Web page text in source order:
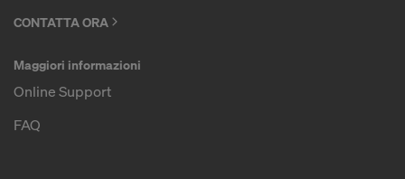
CONTATTA ORA
Maggiori informazioni
Online Support
FAQ